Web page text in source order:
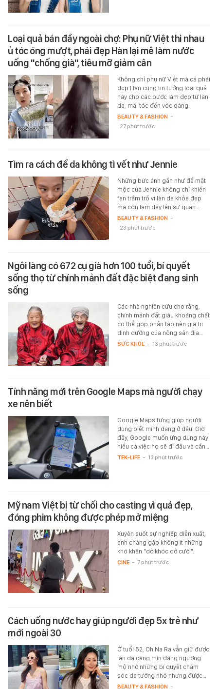
Loại quả bán đầy ngoài chợ: Phụ nữ Việt thi nhau
ủ tóc óng mượt, phái đẹp Hàn lại mê làm nước
uống "chống già", tiêu mỡ giảm cân
Không chỉ phụ nữ Việt mà cả phái
đẹp Hàn cũng tin tưởng loại quả
này cho các bước làm đẹp từ làn
da, mái tóc đến vóc dáng.
BEAUTY & FASHION -
27 phút trước
Tìm ra cách để da không tì vết như Jennie
Những bức ảnh gần như để mặt
mộc của Jennie không chỉ khiến
fan trầm trồ vì làn da khỏe đẹp
mà còn làm dấy lên sự quan…
BEAUTY & FASHION -
23 phút trước
Ngôi làng có 672 cụ già hơn 100 tuổi, bí quyết
sống thọ từ chính mảnh đất đặc biệt đang sinh
sống
Các nhà nghiên cứu cho rằng,
chính mảnh đất giàu khoáng chất
có thể góp phần tạo nên giá trị
dinh dưỡng của nông sản địa…
SỨC KHỎE - 13 phút trước
Tính năng mới trên Google Maps mà người chạy
xe nên biết
Google Maps từng giúp người
dùng biết mình đang ở đâu. Giờ
đây, Google muốn ứng dụng này
hiểu cả việc họ sẽ đi đâu và cần…
TEK-LIFE - 13 phút trước
Mỹ nam Việt bị từ chối cho casting vì quá đẹp,
đóng phim không được phép mở miệng
Xuyên suốt sự nghiệp diễn xuất,
anh chàng gặp không ít những
khó khăn "dở khóc dở cười".
CINE - 7 phút trước
Cách uống nước hay giúp người đẹp 5x trẻ như
mới ngoài 30
Ở tuổi 52, Oh Na Ra vẫn giữ được
làn da căng mịn đáng ngưỡng
mộ nhờ những bí quyết chăm
sóc da tưởng nhỏ nhưng được…
BEAUTY & FASHION -